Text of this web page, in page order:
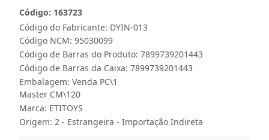
Código do Fabricante: DYIN-013
Código: 163723
Código NCM: 95030099
Código de Barras do Produto: 7899739201443
Código de Barras da Caixa: 7899739201443
Embalagem: Venda PC\1
Master CM\120
Marca: ETITOYS
Origem: 2 - Estrangeira - Importação Indireta